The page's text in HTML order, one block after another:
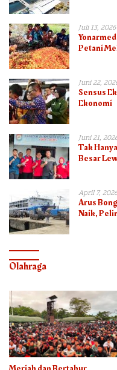
Juli 13, 2026
Petani
Juni 22,
Sensus
Ekonomi
Juni 21,
Tak
Besar
April 7, 2026
Arus
Naik,
Olahraga